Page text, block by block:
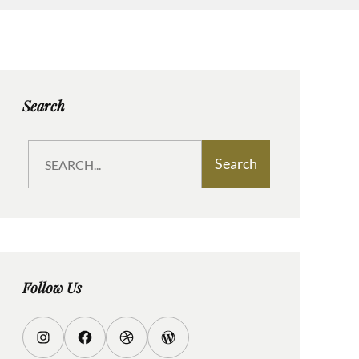
Search
a
Search
Follow Us
I
F
D
W